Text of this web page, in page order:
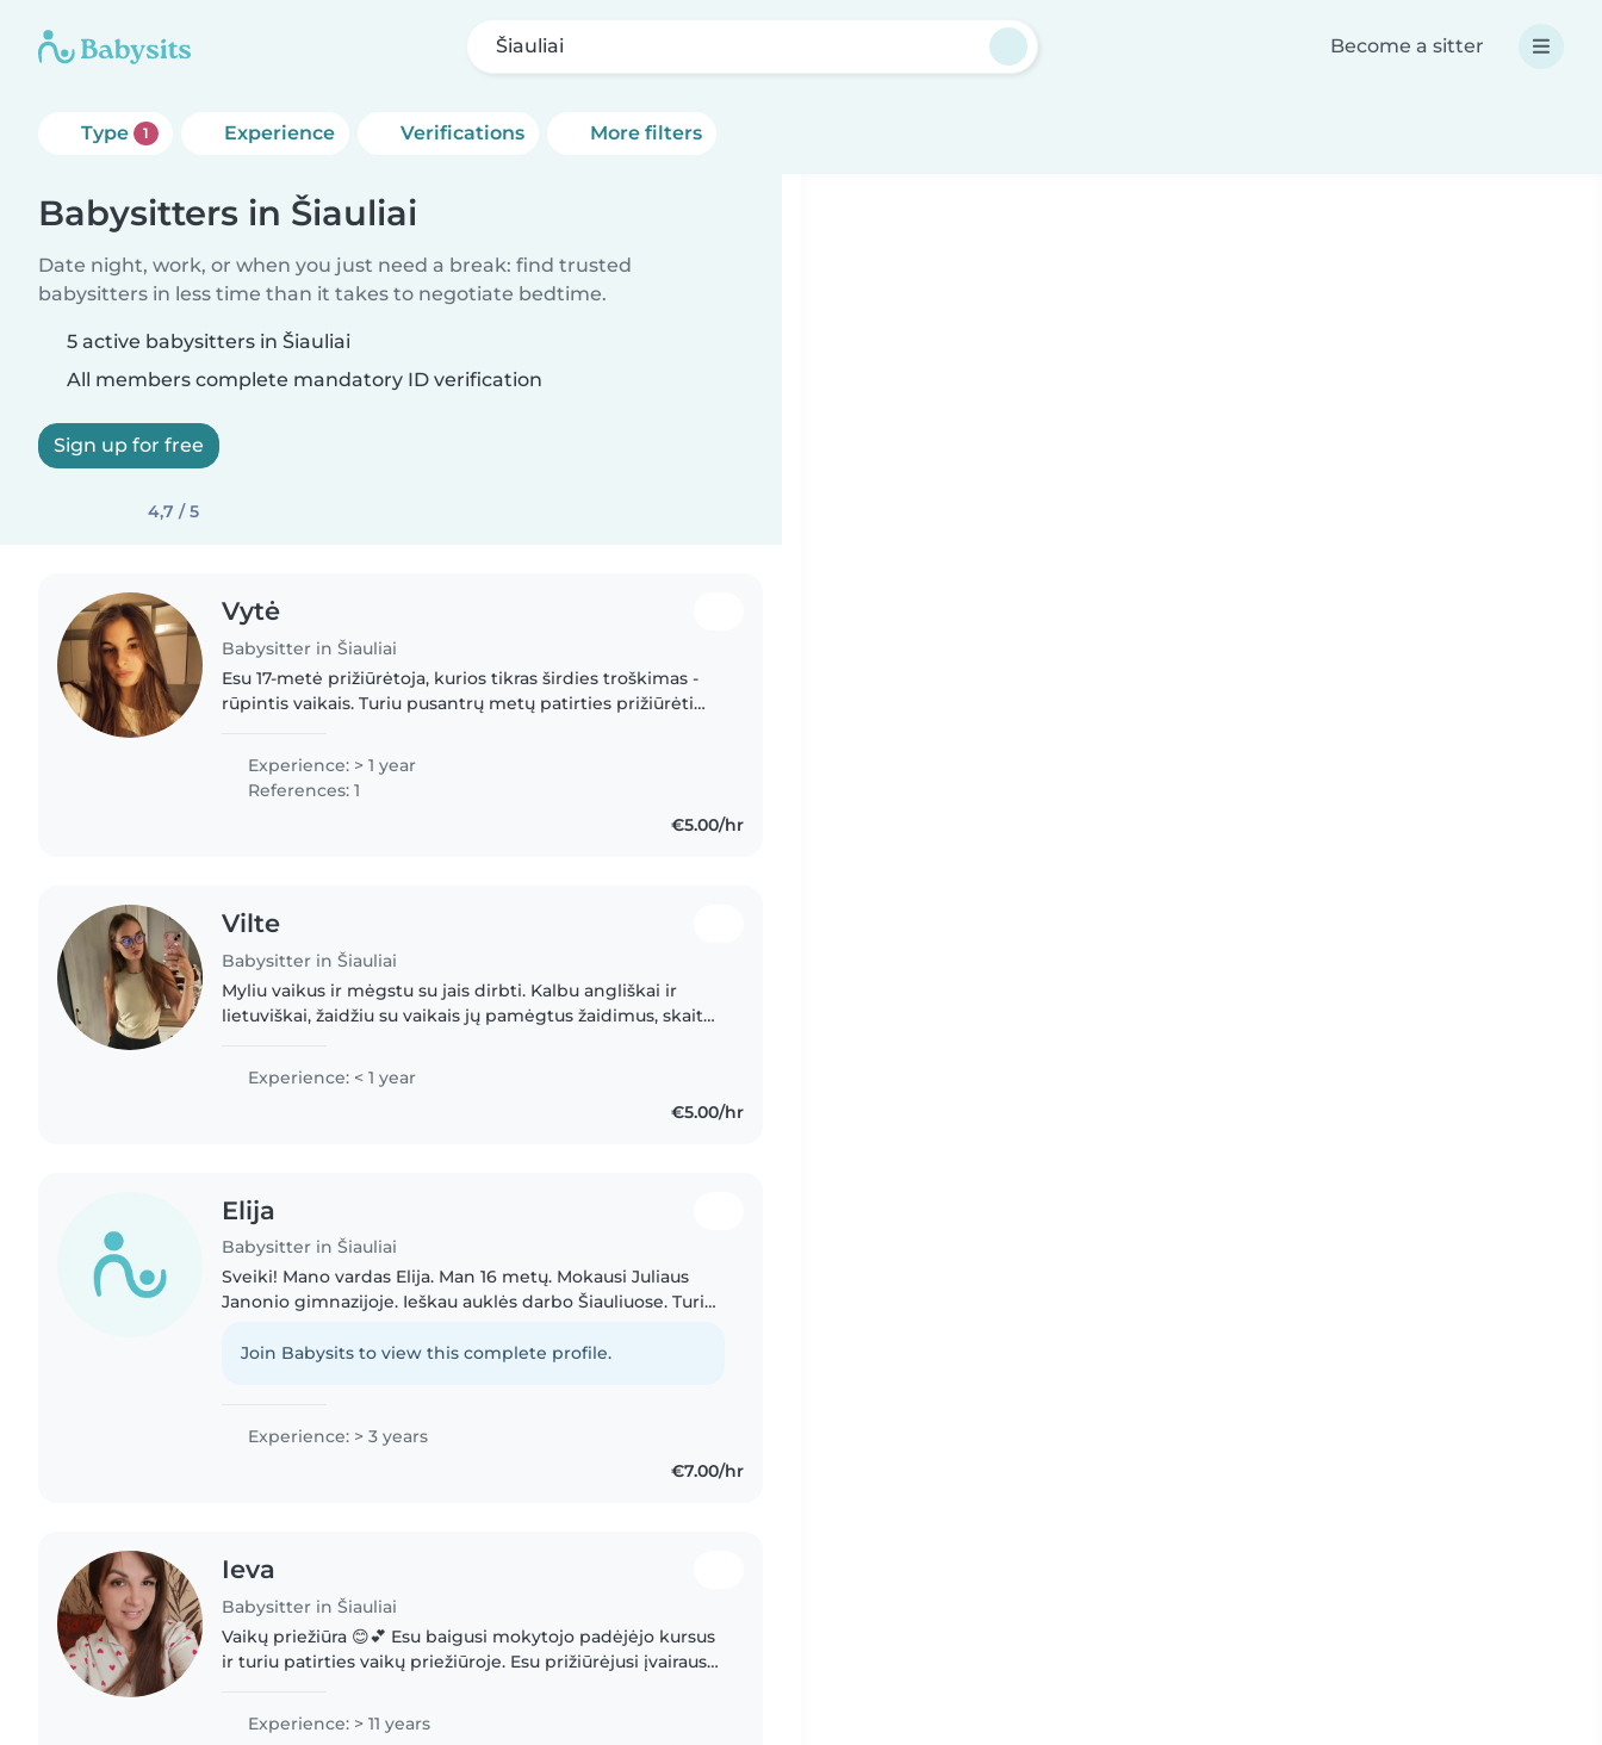
Šiauliai Become a sitter
Type 1 Experience Verifications More filters
Babysitters in Šiauliai
Date night, work, or when you just need a break: find trusted
babysitters in less time than it takes to negotiate bedtime.
5 active babysitters in Šiauliai
All members complete mandatory ID verification
Sign up for free
4,7 / 5
Vytė
Babysitter in Šiauliai
Esu 17-metė prižiūrėtoja, kurios tikras širdies troškimas -
rūpintis vaikais. Turiu pusantrų metų patirties prižiūrėti
Experience: > 1 year
References: 1
€5.00/hr
Vilte
Babysitter in Šiauliai
Myliu vaikus ir mėgstu su jais dirbti. Kalbu angliškai ir
lietuviškai, žaidžiu su vaikais jų pamėgtus žaidimus, skaitau
Experience: < 1 year
€5.00/hr
Elija
Babysitter in Šiauliai
Sveiki! Mano vardas Elija. Man 16 metų. Mokausi Juliaus
Janonio gimnazijoje. Ieškau auklės darbo Šiauliuose. Turiu
mažylių..
Join Babysits to view this complete profile.
Experience: > 3 years
€7.00/hr
Ieva
Babysitter in Šiauliai
Vaikų priežiūra 😊💕 Esu baigusi mokytojo padėjėjo kursus
ir turiu patirties vaikų priežiūroje. Esu prižiūrėjusi įvairaus
suprantu..
Experience: > 11 years